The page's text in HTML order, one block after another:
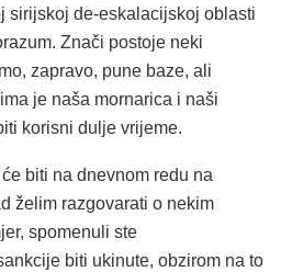
sirijskoj de-eskalacijskoj oblasti
Znači postoje neki
zapravo, pune baze, ali
je naša mornarica i naši
korisni dulje vrijeme.
biti na dnevnom redu na
želim razgovarati o nekim
spomenuli ste
biti ukinute, obzirom na to